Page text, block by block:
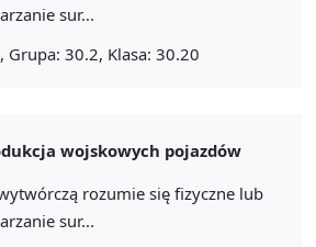
sur...
Grupa: 30.2, Klasa: 30.20
wojskowych pojazdów
rozumie się fizyczne lub
sur...